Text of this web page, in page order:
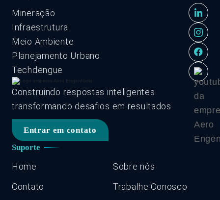
Construindo respostas inteligentes
transformando desafios em resultados.
Entrar em contato
Suporte
Home
Sobre nós
Contato
Trabalhe Conosco
Mineração
Infraestrutura
Meio Ambiente
Planejamento Urbano
Techdengue